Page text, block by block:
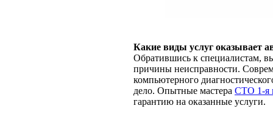
Какие виды услуг оказывает
Обратившись к специалистам,
причины неисправности.
компьютерного
дело. Опытные мастера СТО 1-я
гарантию на оказанные услуги.